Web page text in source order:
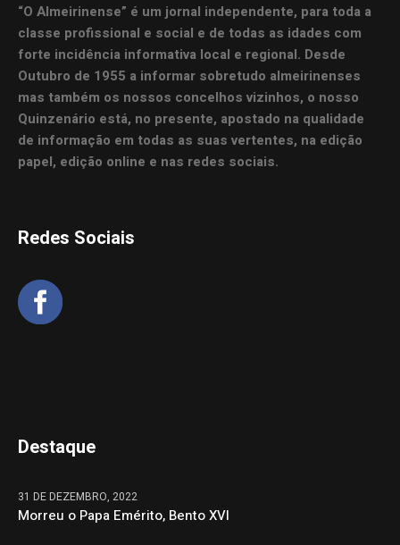
“O Almeirinense” é um jornal independente, para toda a
classe profissional e social e de todas as idades com
forte incidência informativa local e regional. Desde
Outubro de 1955 a informar sobretudo almeirinenses
mas também os nossos concelhos vizinhos, o nosso
Quinzenário está, no presente, apostado na qualidade
de informação em todas as suas vertentes, na edição
papel, edição online e nas redes sociais.
Redes Sociais
Destaque
31 DE DEZEMBRO, 2022
Morreu o Papa Emérito, Bento XVI